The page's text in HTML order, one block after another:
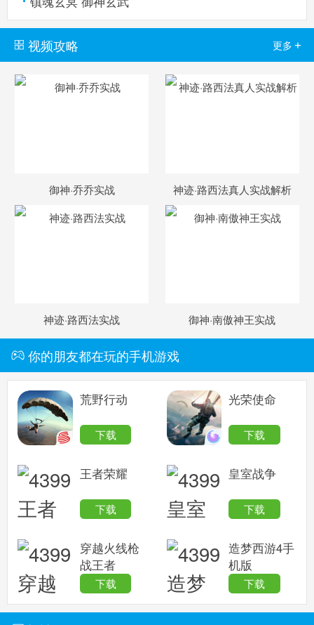
视频攻略 更多 +
御神·乔乔实战 神迹·路西法真人实战解析
神迹·路西法实战 御神·南傲神王实战
你的朋友都在玩的手机游戏
荒野行动
下载
光荣使命
下载
王者荣耀
下载
皇室战争
下载
穿越火线枪
战王者
下载
造梦西游4手
机版
下载